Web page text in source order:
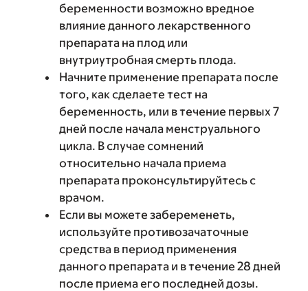
беременности возможно вредное
влияние данного лекарственного
препарата на плод или
внутриутробная смерть плода.
Начните применение препарата после
того, как сделаете тест на
беременность, или в течение первых 7
дней после начала менструального
цикла. В случае сомнений
относительно начала приема
препарата проконсультируйтесь с
врачом.
Если вы можете забеременеть,
используйте противозачаточные
средства в период применения
данного препарата и в течение 28 дней
после приема его последней дозы.